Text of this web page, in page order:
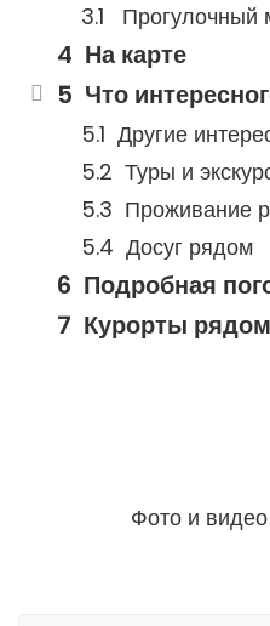
Прогулочный
На карте
Что
Другие
Туры и
Проживание
Досуг рядом
Подробная
Курорты рядом
Фото и